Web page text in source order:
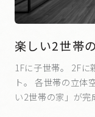
楽しい2世帯
1Fに子世帯。 2F
ト。 各世帯の立体
い2世帯の家」が完